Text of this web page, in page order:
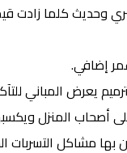
وحديث كلما زادت
إضافي.
يعرض المباني
على أصحاب المنزل
بها مشاكل التسربات